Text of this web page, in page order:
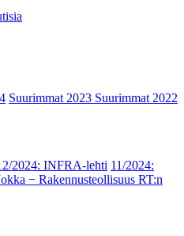
Suurimmat 2023 Suurimmat 2022
2024: INFRA-lehti 11/2024:
− Rakennusteollisuus RT:n